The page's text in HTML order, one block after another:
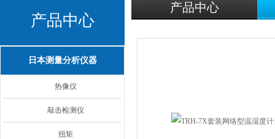
产品中心
日本测量分析仪器
热像仪
敲击检测仪
扭矩
产品中心